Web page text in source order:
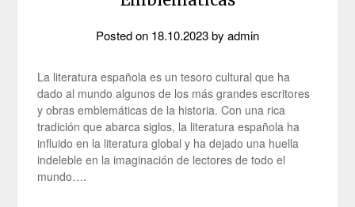
Posted on 18.10.2023by admin
La literatura española es un tesoro cultural que ha
dado al mundo algunos de los más grandes escritores
y obras emblemáticas de la historia. Con una rica
tradición que abarca siglos, la literatura española ha
influido en la literatura global y ha dejado una huella
indeleble en la imaginación de lectores de todo el
mundo….